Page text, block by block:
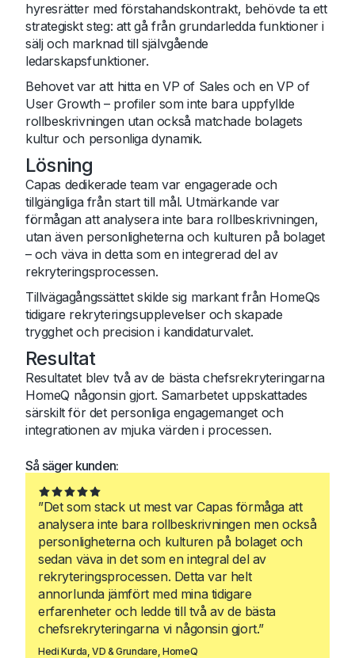
Så säger kunden:
”Det som stack ut mest var Capas förmåga att
analysera inte bara rollbeskrivningen men också
personligheterna och kulturen på bolaget och
sedan väva in det som en integral del av
rekryteringsprocessen. Detta var helt
annorlunda jämfört med mina tidigare
erfarenheter och ledde till två av de bästa
chefsrekryteringarna vi någonsin gjort.”
Hedi Kurda, VD & Grundare, HomeQ
hyresrätter med förstahandskontrakt, behövde ta ett
strategiskt steg: att gå från grundarledda funktioner i
sälj och marknad till självgående
ledarskapsfunktioner.
Behovet var att hitta en VP of Sales och en VP of
User Growth – profiler som inte bara uppfyllde
rollbeskrivningen utan också matchade bolagets
kultur och personliga dynamik.
Lösning
Capas dedikerade team var engagerade och
tillgängliga från start till mål. Utmärkande var
förmågan att analysera inte bara rollbeskrivningen,
utan även personligheterna och kulturen på bolaget
– och väva in detta som en integrerad del av
rekryteringsprocessen.
Tillvägagångssättet skilde sig markant från HomeQs
tidigare rekryteringsupplevelser och skapade
trygghet och precision i kandidaturvalet.
Resultat
Resultatet blev två av de bästa chefsrekryteringarna
HomeQ någonsin gjort. Samarbetet uppskattades
särskilt för det personliga engagemanget och
integrationen av mjuka värden i processen.